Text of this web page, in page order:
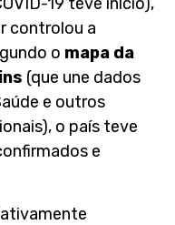
controlou a
o mapa da
(que une dados
e outros
o país teve
e